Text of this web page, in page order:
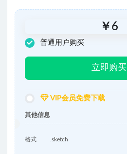
￥ 6
普通用户购买
立即购买
VIP会员免费下载
其他信息
格式 .sketch